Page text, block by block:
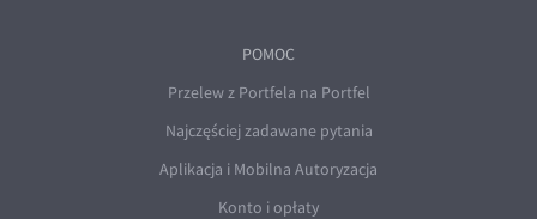
POMOC
Przelew z Portfela na Portfel
Najczęściej zadawane pytania
Aplikacja i Mobilna Autoryzacja
Konto i opłaty